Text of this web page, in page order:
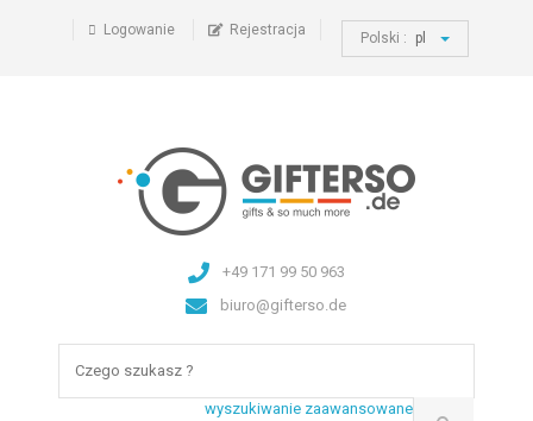
Logowanie Rejestracja Polski : pl
+49 171 99 50 963
biuro@gifterso.de
wyszukiwanie zaawansowane